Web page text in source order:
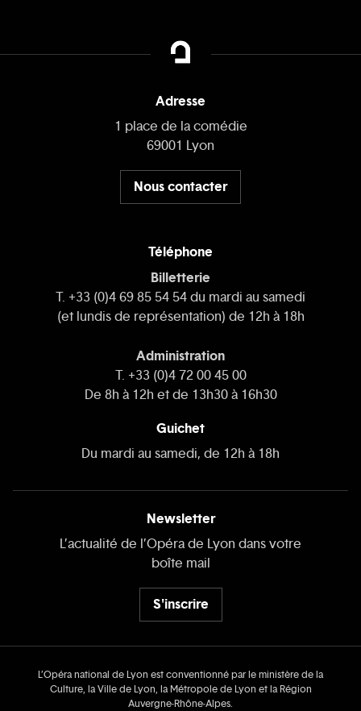
Adresse
1 place de la comédie
69001 Lyon
Nous contacter
Téléphone
Billetterie
T. +33 (0)4 69 85 54 54 du mardi au samedi
(et lundis de représentation) de 12h à 18h
Administration
T. +33 (0)4 72 00 45 00
De 8h à 12h et de 13h30 à 16h30
Guichet
Du mardi au samedi, de 12h à 18h
Newsletter
L’actualité de l’Opéra de Lyon dans votre
boîte mail
S'inscrire
L’Opéra national de Lyon est conventionné par le ministère de la
Culture, la Ville de Lyon, la Métropole de Lyon et la Région
Auvergne‑Rhône‑Alpes.